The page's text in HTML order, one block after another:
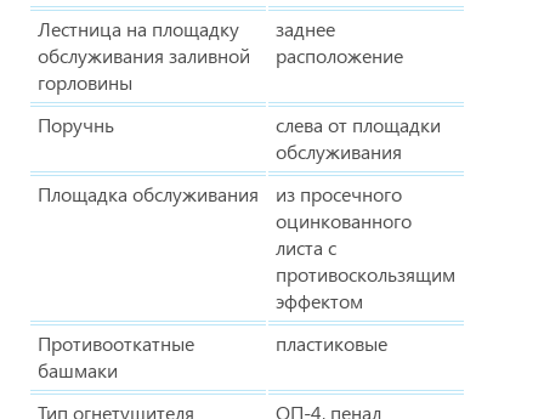
Лестница на площадку
обслуживания заливной
горловины
заднее
расположение
Поручнь
слева от площадки
обслуживания
Площадка обслуживания
из просечного
оцинкованного
листа с
противоскользящим
эффектом
Противооткатные
башмаки
пластиковые
Тип огнетушителя
ОП-4, пенал